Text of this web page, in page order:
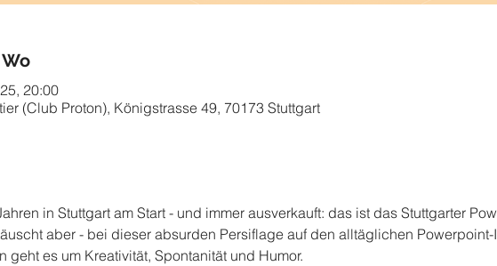
20:00
(Club Proton), Königstrasse 49, 70173 Stuttgart
in Stuttgart am Start - und immer ausverkauft: das ist das Stuttgarter
aber - bei dieser absurden Persiflage auf den alltäglichen
geht es um Kreativität, Spontanität und Humor.